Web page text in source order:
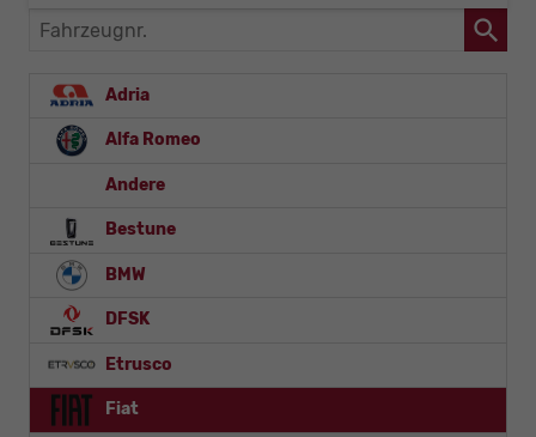
Fahrzeugnr.
Adria
Alfa Romeo
Andere
Bestune
BMW
DFSK
Etrusco
Fiat